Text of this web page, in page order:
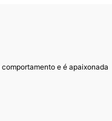
e é apaixonada